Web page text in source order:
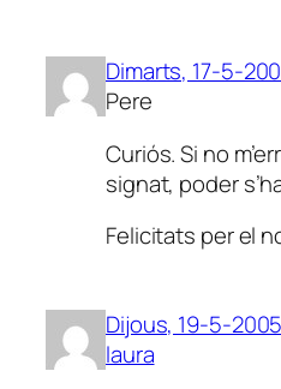
Dimarts, 17-5-
Pere
Curiós. Si no
signat, poder
Felicitats per el
Dijous, 19-5-2005
laura